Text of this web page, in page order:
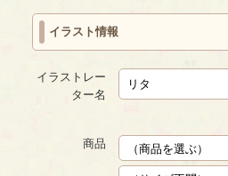
イラスト情報
イラストレー
ター名
商品